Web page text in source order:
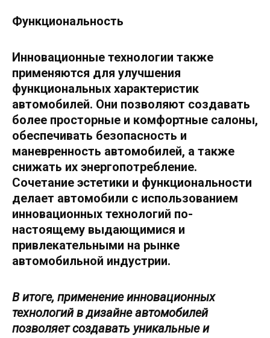
Функциональность
Инновационные технологии также
применяются для улучшения
функциональных характеристик
автомобилей. Они позволяют создавать
более просторные и комфортные салоны,
обеспечивать безопасность и
маневренность автомобилей, а также
снижать их энергопотребление.
Сочетание эстетики и функциональности
делает автомобили с использованием
инновационных технологий по-
настоящему выдающимися и
привлекательными на рынке
автомобильной индустрии.
В итоге, применение инновационных
технологий в дизайне автомобилей
позволяет создавать уникальные и